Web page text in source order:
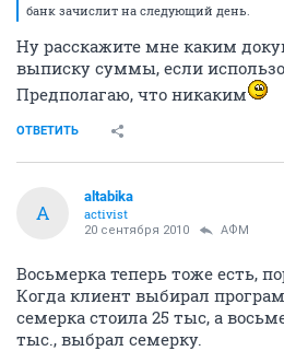
банк зачислит на следующий день.
Ну расскажите мне каким
выписку суммы, если
Предполагаю, что никаким
ОТВЕТИТЬ
A
altabika
activist
20 сентября 2010 АФМ
Восьмерка теперь тоже есть,
Когда клиент выбирал
семерка стоила 25 тыс, а
тыс., выбрал семерку.